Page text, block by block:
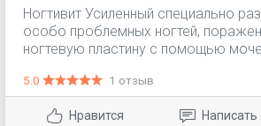
Ногтивит Усиленный специально
особо проблемных ногтей,
ногтевую пластину с помощью
5.0 1 отзыв
Нравится Написать